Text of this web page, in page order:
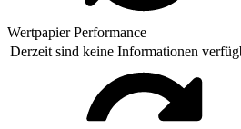
Wertpapier Performance
Derzeit sind keine Informationen